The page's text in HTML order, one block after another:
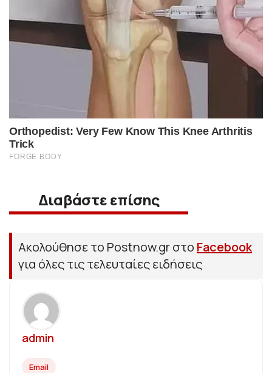
Διαβάστε επίσης
Ακολούθησε το Postnow.gr στο Facebook
για όλες τις τελευταίες ειδήσεις
admin
Email